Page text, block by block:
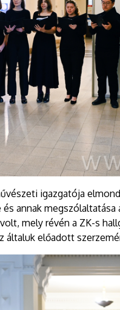
igazgatója
annak
mely révén a ZK-s
általuk előadott